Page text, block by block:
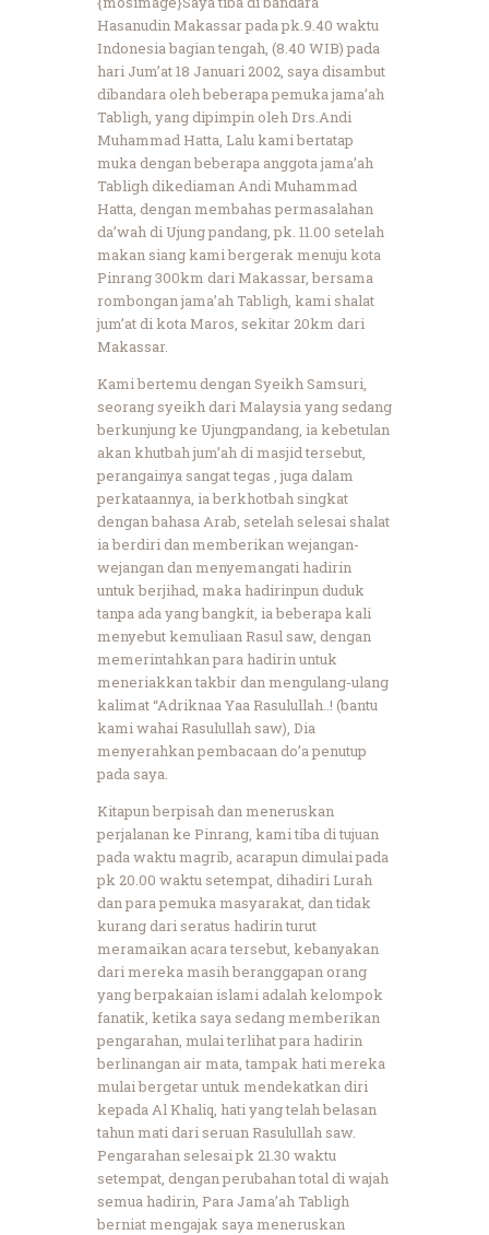
Hasanudin Makassar pada pk.9.40 waktu
Indonesia bagian tengah, (8.40 WIB) pada
hari Jum’at 18 Januari 2002, saya disambut
dibandara oleh beberapa pemuka jama’ah
Tabligh, yang dipimpin oleh Drs.Andi
Muhammad Hatta, Lalu kami bertatap
muka dengan beberapa anggota jama’ah
Tabligh dikediaman Andi Muhammad
Hatta, dengan membahas permasalahan
da’wah di Ujung pandang, pk. 11.00 setelah
makan siang kami bergerak menuju kota
Pinrang 300km dari Makassar, bersama
rombongan jama’ah Tabligh, kami shalat
jum’at di kota Maros, sekitar 20km dari
Makassar.
Kami bertemu dengan Syeikh Samsuri,
seorang syeikh dari Malaysia yang sedang
berkunjung ke Ujungpandang, ia kebetulan
akan khutbah jum’ah di masjid tersebut,
perangainya sangat tegas , juga dalam
perkataannya, ia berkhotbah singkat
dengan bahasa Arab, setelah selesai shalat
ia berdiri dan memberikan wejangan-
wejangan dan menyemangati hadirin
untuk berjihad, maka hadirinpun duduk
tanpa ada yang bangkit, ia beberapa kali
menyebut kemuliaan Rasul saw, dengan
memerintahkan para hadirin untuk
meneriakkan takbir dan mengulang-ulang
kalimat “Adriknaa Yaa Rasulullah..! (bantu
kami wahai Rasulullah saw), Dia
menyerahkan pembacaan do’a penutup
pada saya.
Kitapun berpisah dan meneruskan
perjalanan ke Pinrang, kami tiba di tujuan
pada waktu magrib, acarapun dimulai pada
pk 20.00 waktu setempat, dihadiri Lurah
dan para pemuka masyarakat, dan tidak
kurang dari seratus hadirin turut
meramaikan acara tersebut, kebanyakan
dari mereka masih beranggapan orang
yang berpakaian islami adalah kelompok
fanatik, ketika saya sedang memberikan
pengarahan, mulai terlihat para hadirin
berlinangan air mata, tampak hati mereka
mulai bergetar untuk mendekatkan diri
kepada Al Khaliq, hati yang telah belasan
tahun mati dari seruan Rasulullah saw.
Pengarahan selesai pk 21.30 waktu
setempat, dengan perubahan total di wajah
semua hadirin, Para Jama’ah Tabligh
berniat mengajak saya meneruskan